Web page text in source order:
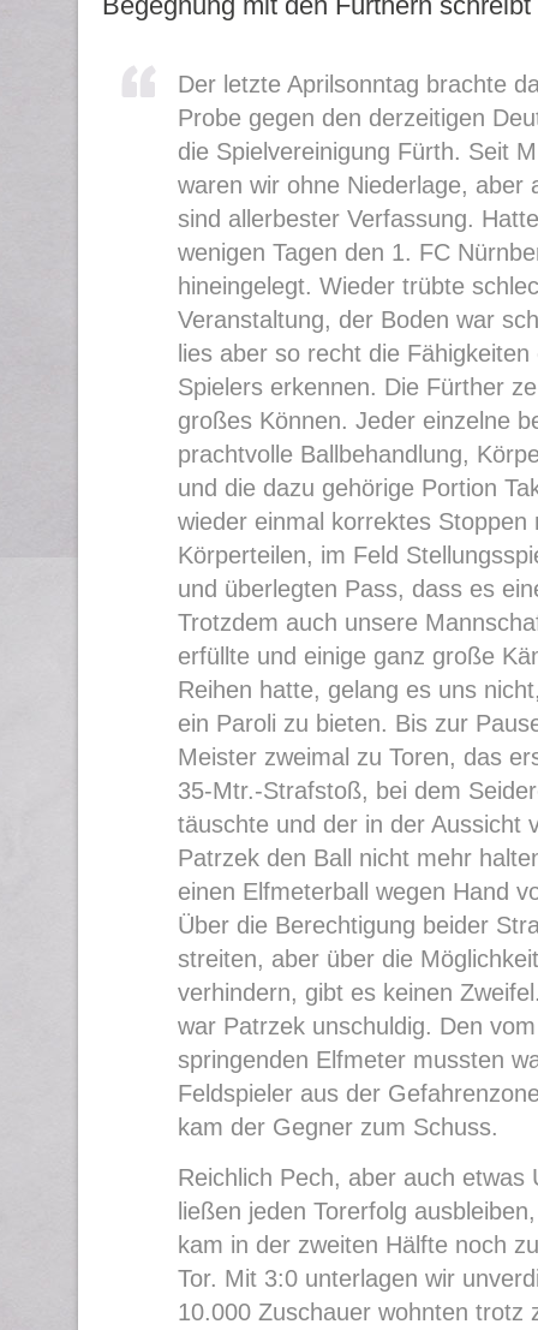
Der letzte Aprilsonntag brachte
Probe gegen den derzeitigen
die Spielvereinigung Fürth. Seit
waren wir ohne Niederlage, aber
sind allerbester Verfassung.
wenigen Tagen den 1. FC
hineingelegt. Wieder trübte
Veranstaltung, der Boden war
lies aber so recht die Fähigkeiten
Spielers erkennen. Die Fürther
großes Können. Jeder einzelne
prachtvolle Ballbehandlung,
und die dazu gehörige Portion
wieder einmal korrektes Stoppen
Körperteilen, im Feld
und überlegten Pass, dass es
Trotzdem auch unsere
erfüllte und einige ganz große
Reihen hatte, gelang es uns
ein Paroli zu bieten. Bis zur
Meister zweimal zu Toren, das
35-Mtr.-Strafstoß, bei dem
täuschte und der in der Aussicht
Patrzek den Ball nicht mehr
einen Elfmeterball wegen Hand
Über die Berechtigung beider
streiten, aber über die
verhindern, gibt es keinen
war Patrzek unschuldig. Den
springenden Elfmeter mussten
Feldspieler aus der
kam der Gegner zum Schuss.
Reichlich Pech, aber auch etwas
ließen jeden Torerfolg
kam in der zweiten Hälfte noch
Tor. Mit 3:0 unterlagen wir
10.000 Zuschauer wohnten trotz